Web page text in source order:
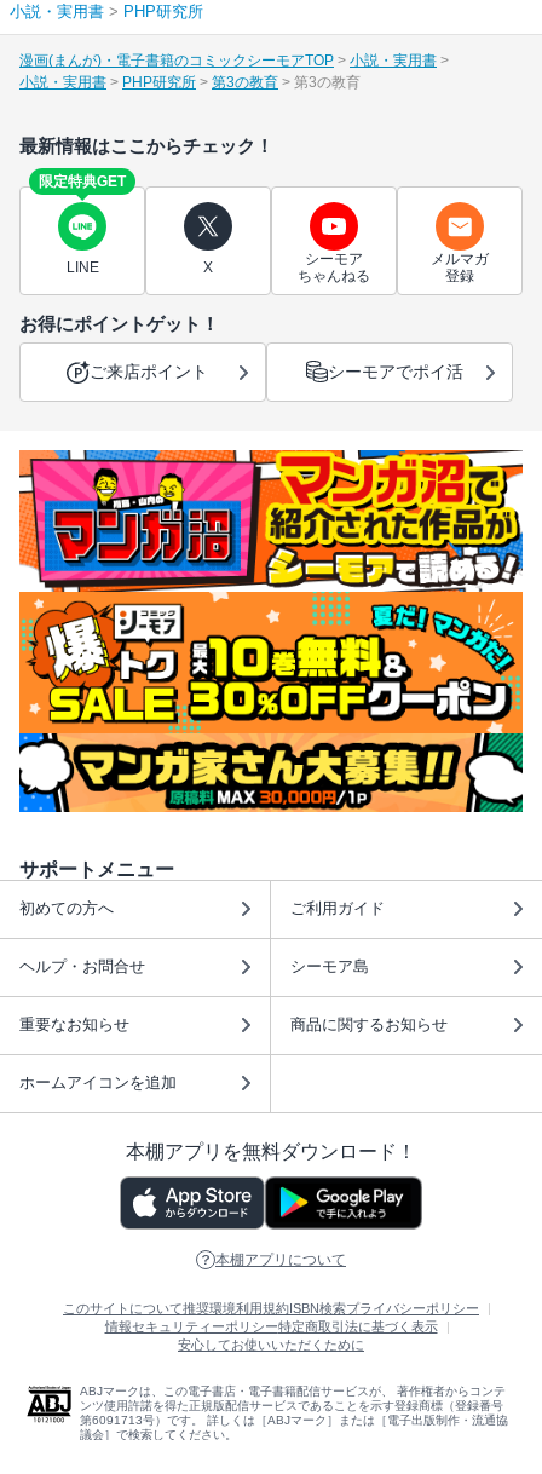
小説・実用書 > PHP研究所
漫画(まんが)・電子書籍のコミックシーモアTOP
小説・実用書
小説・実用書
PHP研究所 第3の教育 第3の教育
最新情報はここからチェック！
限定特典GET
LINE X
シーモア
ちゃんねる
メルマガ
登録
お得にポイントゲット！
ご来店ポイント シーモアでポイ活
サポートメニュー
初めての方へ ご利用ガイド
ヘルプ・お問合せ シーモア島
重要なお知らせ 商品に関するお知らせ
ホームアイコンを追加
本棚アプリを無料ダウンロード！
本棚アプリについて
このサイトについて推奨環境利用規約ISBN検索プライバシーポリシー
情報セキュリティーポリシー特定商取引法に基づく表示
安心してお使いいただくために
ABJマークは、この電子書店・電子書籍配信サービスが、 著作権者からコンテ
ンツ使用許諾を得た正規版配信サービスであることを示す登録商標（登録番号
第6091713号）です。 詳しくは［ABJマーク］または［電子出版制作・流通協
議会］で検索してください。